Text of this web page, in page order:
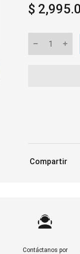
$
Compartir
Contáctanos por